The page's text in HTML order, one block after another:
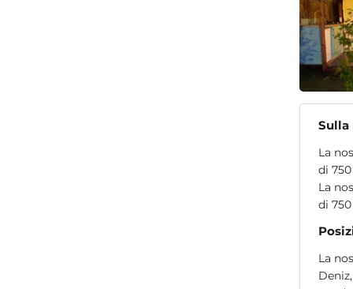
Sulla
La
di
La
di
La